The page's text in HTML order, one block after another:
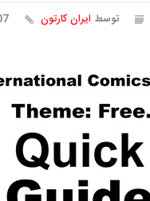
توسط ایران کارتون